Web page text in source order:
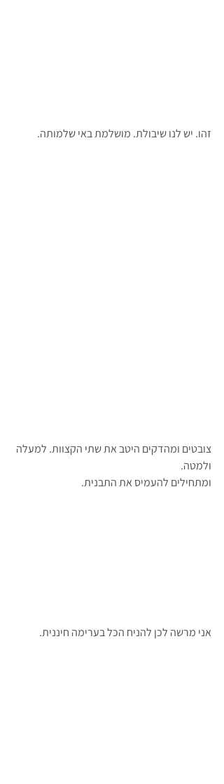
זהו. יש לנו שיבולת. מושלמת באי שלמותה.
צובטים ומהדקים היטב את שתי הקצוות. למעלה
ולמטה.
ומתחילים להעמיס את התבנית.
אני מרשה לכן להניח הכל בערימה חיננית.